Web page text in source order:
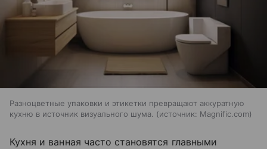
Разноцветные упаковки и этикетки превращают аккуратную
кухню в источник визуального шума.
источник: Magnific.com
Кухня и ванная часто становятся главными